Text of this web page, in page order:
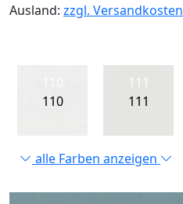
Ausland: zzgl. Versandkosten
110
111
111
alle Farben anzeigen